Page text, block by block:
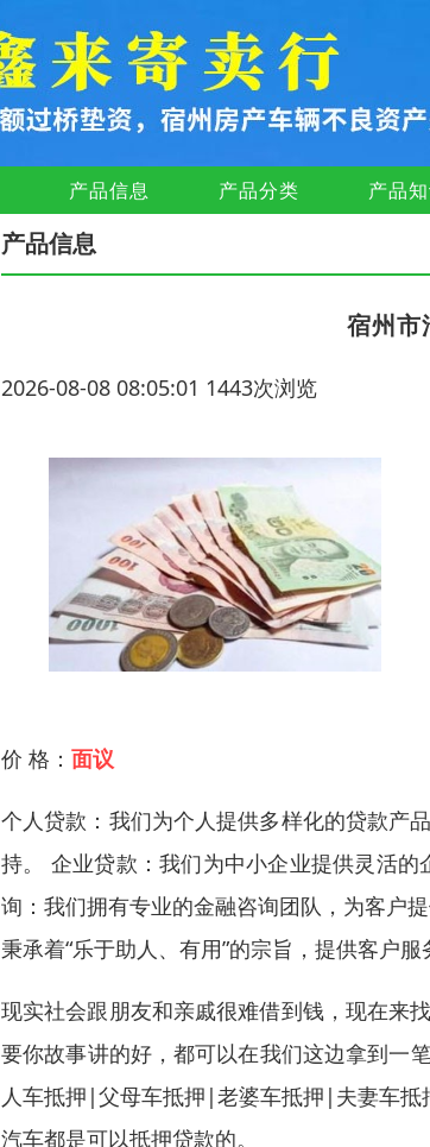
产品信息 产品分类 产品
产品信息
宿州市
2026-08-08 08:05:01 1443次浏览
价 格： 面议
个人贷款：我们为个人提供多样化的贷款产
持。 企业贷款：我们为中小企业提供灵活
询：我们拥有专业的金融咨询团队，为客户
秉承着“乐于助人、有用”的宗旨，提供客户
现实社会跟朋友和亲戚很难借到钱，现在来
要你故事讲的好，都可以在我们这边拿到一
人车抵押|父母车抵押|老婆车抵押|夫妻车
汽车都是可以抵押贷款的。